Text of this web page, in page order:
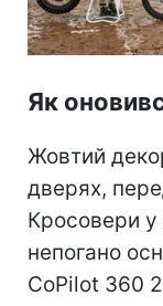
Як
Жовтий
дверях,
Кросовери у
непогано
CoPilot 360